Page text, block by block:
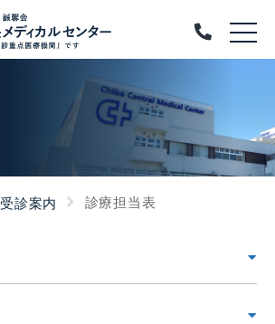
受診案内 診療担当表